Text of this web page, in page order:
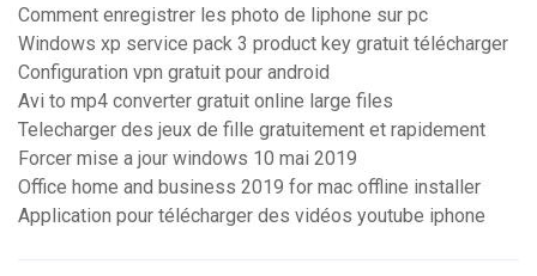
Comment enregistrer les photo de liphone sur pc
Windows xp service pack 3 product key gratuit télécharger
Configuration vpn gratuit pour android
Avi to mp4 converter gratuit online large files
Telecharger des jeux de fille gratuitement et rapidement
Forcer mise a jour windows 10 mai 2019
Office home and business 2019 for mac offline installer
Application pour télécharger des vidéos youtube iphone